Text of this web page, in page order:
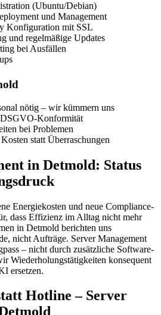
(Ubuntu/Debian)
und Management
Konfiguration mit SSL
und regelmäßige Updates
bei Ausfällen
nötig – wir kümmern uns
Konformität
bei Problemen
statt Überraschungen
in Detmold: Status
Energiekosten und neue Compliance-
dass Effizienz im Alltag nicht mehr
in Detmold berichten uns
nicht Aufträge. Server Management
– nicht durch zusätzliche Software-
Wiederholungstätigkeiten konsequent
ersetzen.
Hotline – Server